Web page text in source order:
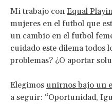
Mi trabajo con Equal
mujeres en el futbol que
un cambio en el futbol
cuidado este dilema todos
problemas? ¿O aportar
Elegimos unirnos bajo un
a seguir: “Oportunidad,